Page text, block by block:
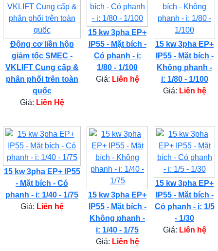
Động cơ liền hộp
giảm tốc SMEC -
VKLIFT Cung cấp &
phân phối trên toàn
quốc
Giá: Liên Hệ
15 kw 3pha EP+
IP55 - Mặt bích -
Có phanh - i:
1/80 - 1/100
Giá: Liên hệ
15 kw 3pha EP+
IP55 - Mặt bích -
Không phanh -
i: 1/80 - 1/100
Giá: Liên hệ
15 kw 3pha EP+ IP55
- Mặt bích - Có
phanh - i: 1/40 - 1/75
Giá: Liên hệ
15 kw 3pha EP+
IP55 - Mặt bích -
Không phanh -
i: 1/40 - 1/75
Giá: Liên hệ
15 kw 3pha EP+
IP55 - Mặt bích -
Có phanh - i: 1/5
- 1/30
Giá: Liên hệ